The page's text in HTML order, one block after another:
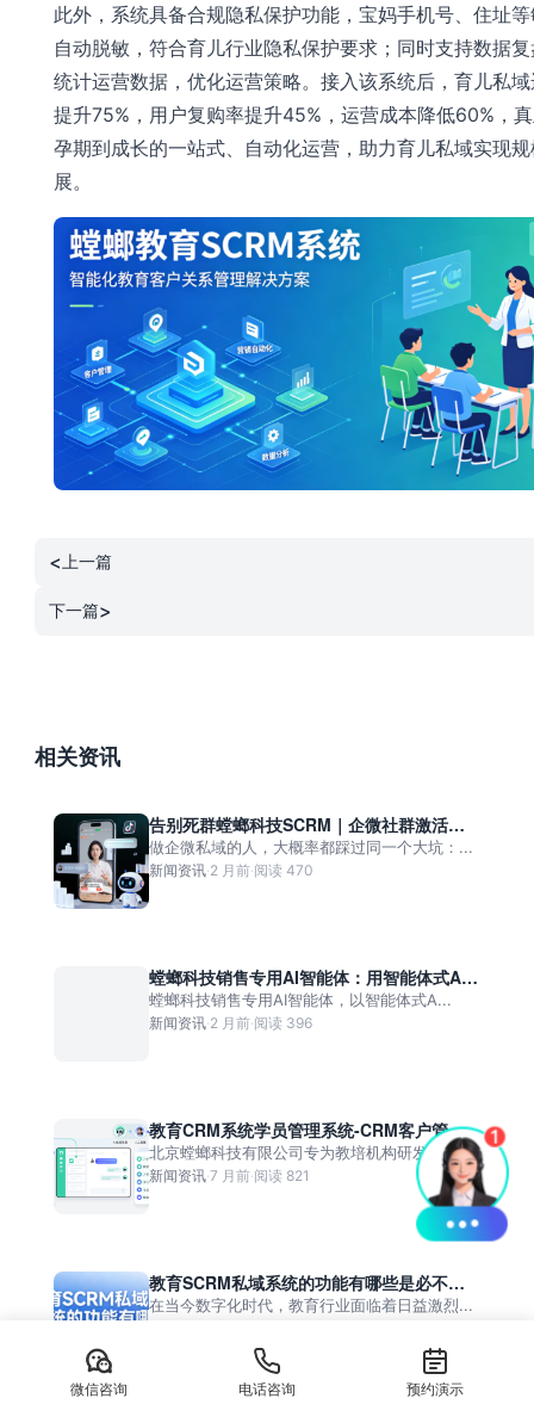
此外，系统具备合规隐私保护功能，宝妈手机号、住址
自动脱敏，符合育儿行业隐私保护要求；同时支持数据
统计运营数据，优化运营策略。接入该系统后，育儿私
提升75%，用户复购率提升45%，运营成本降低60%，
孕期到成长的一站式、自动化运营，助力育儿私域实现
展。
<上一篇
下一篇>
相关资讯
告别死群螳螂科技SCRM｜企微社群激活秘
籍
做企微私域的人，大概率都踩过同一个大坑：...
新闻资讯·2 月前·阅读 470
螳螂科技销售专用AI智能体：用智能体式AI
重构现代销售成交模式
螳螂科技销售专用AI智能体，以智能体式A...
新闻资讯·2 月前·阅读 396
教育CRM系统学员管理系统-CRM客户管理
系统
北京螳螂科技有限公司专为教培机构研发的教...
新闻资讯·7 月前·阅读 821
教育SCRM私域系统的功能有哪些是必不可
少的呢？
在当今数字化时代，教育行业面临着日益激烈...
微信咨询 电话咨询 预约演示